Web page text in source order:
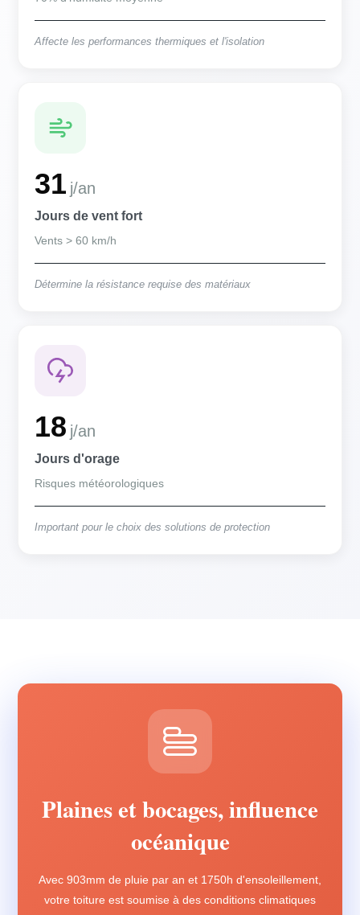
Affecte les performances thermiques et l'isolation
31 j/an
Jours de vent fort
Vents > 60 km/h
Détermine la résistance requise des matériaux
18 j/an
Jours d'orage
Risques météorologiques
Important pour le choix des solutions de protection
Plaines et bocages, influence
océanique
Avec 903mm de pluie par an et 1750h d'ensoleillement,
votre toiture est soumise à des conditions climatiques